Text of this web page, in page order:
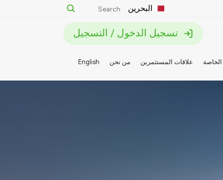
البحرين
تسجيل الدخول / التسجيل
علاقات المستثمرين من نحن English